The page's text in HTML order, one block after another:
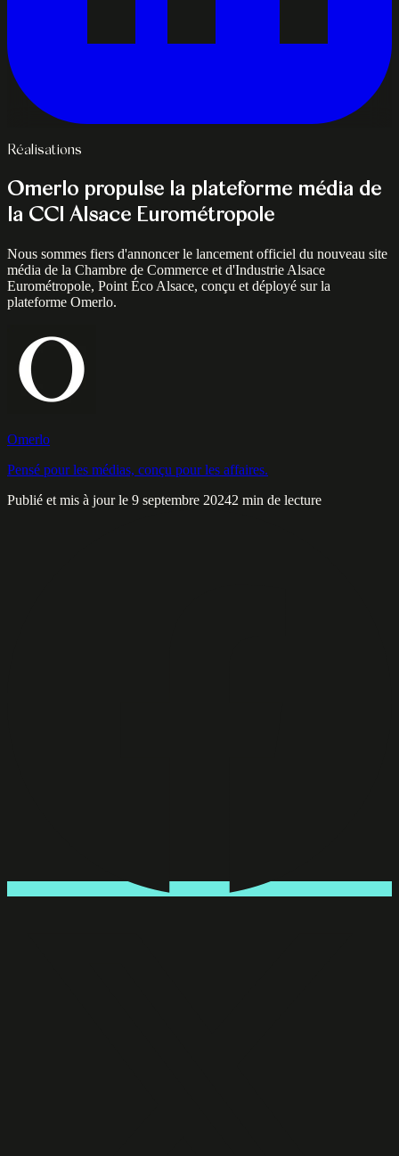
Réalisations
Omerlo propulse la plateforme média de
la CCI Alsace Eurométropole
Nous sommes fiers d'annoncer le lancement officiel du nouveau site
média de la Chambre de Commerce et d'Industrie Alsace
Eurométropole, Point Éco Alsace, conçu et déployé sur la
plateforme Omerlo.
Omerlo
Pensé pour les médias, conçu pour les affaires.
Publié et mis à jour le 9 septembre 20242 min de lecture